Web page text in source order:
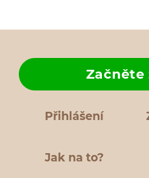
Přihlášení
Jak na to?
Začněte